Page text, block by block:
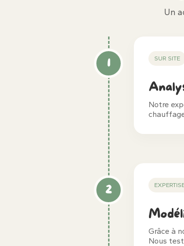
Un
1 SUR SITE
Notre
2
Grâce à
Nous